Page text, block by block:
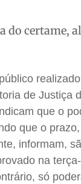
do certame,
de Justiça
que o
que o
informam,
na
só